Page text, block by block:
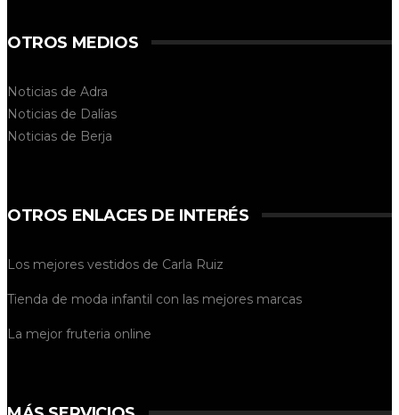
OTROS MEDIOS
Noticias de Adra
Noticias de Dalías
Noticias de Berja
OTROS ENLACES DE INTERÉS
Los mejores vestidos de Carla Ruiz
Tienda de moda infantil con las mejores marcas
La mejor fruteria online